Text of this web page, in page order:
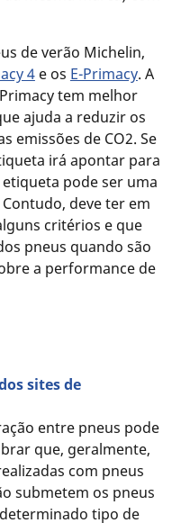
de verão Michelin,
4e os E-Primacy. A
tem melhor
ajuda a reduzir os
emissões de CO2. Se
irá apontar para
pode ser uma
deve ter em
critérios e que
pneus quando são
a performance de
sites de
entre pneus pode
que, geralmente,
com pneus
submetem os pneus
tipo de